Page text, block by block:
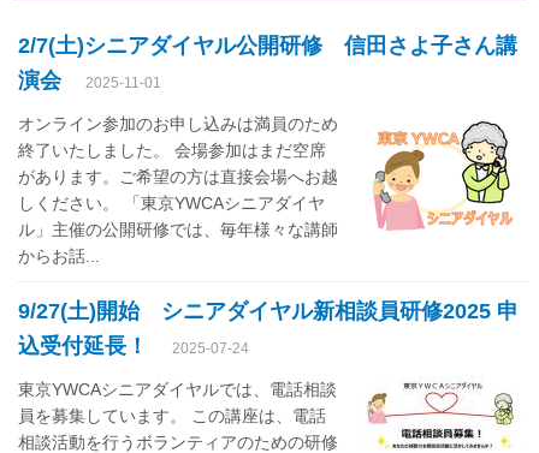
2/7(土)シニアダイヤル公開研修 信田さよ子さん講
演会
2025-11-01
オンライン参加のお申し込みは満員のため
終了いたしました。 会場参加はまだ空席
があります。ご希望の方は直接会場へお越
しください。 「東京YWCAシニアダイヤ
ル」主催の公開研修では、毎年様々な講師
からお話...
9/27(土)開始 シニアダイヤル新相談員研修2025 申
込受付延長！
2025-07-24
東京YWCAシニアダイヤルでは、電話相談
員を募集しています。 この講座は、電話
相談活動を行うボランティアのための研修